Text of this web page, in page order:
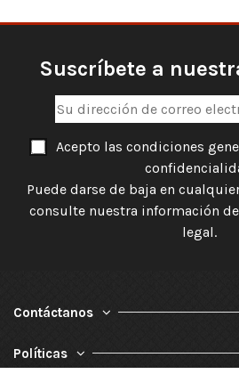
Suscríbete a
Acepto las condiciones
Puede darse de baja en
consulte nuestra información
legal.
Contáctanos
Políticas